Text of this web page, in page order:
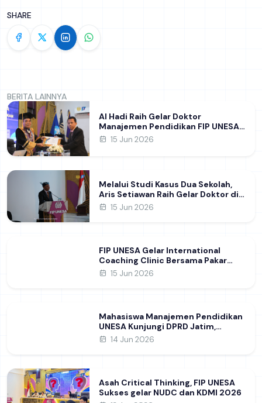
SHARE
BERITA LAINNYA
Al Hadi Raih Gelar Doktor
Manajemen Pendidikan FIP UNESA
melalui Riset Pembentukan
15 Jun 2026
Melalui Studi Kasus Dua Sekolah,
Aris Setiawan Raih Gelar Doktor di
FIP UNESA Usai Kupas Manajemen
15 Jun 2026
FIP UNESA Gelar International
Coaching Clinic Bersama Pakar
Khon Kaen University Thailand,
Ilmiah Internasional dukung SDG 4
15 Jun 2026
Mahasiswa Manajemen Pendidikan
UNESA Kunjungi DPRD Jatim,
Perdalam Pemahaman Kebijakan
14 Jun 2026
Asah Critical Thinking, FIP UNESA
Sukses gelar NUDC dan KDMI 2026